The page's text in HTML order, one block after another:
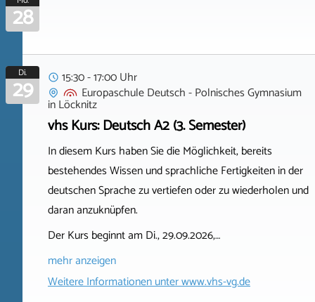
28
Di.
29
15:30 - 17:00 Uhr
Europaschule Deutsch - Polnisches Gymnasium
inLöcknitz
vhs Kurs: Deutsch A2 (3. Semester)
In diesem Kurs haben Sie die Möglichkeit, bereits
bestehendes Wissen und sprachliche Fertigkeiten in der
deutschen Sprache zu vertiefen oder zu wiederholen und
daran anzuknüpfen.
Der Kurs beginnt am Di., 29.09.2026,…
mehr anzeigen
Weitere Informationen unterwww.vhs-vg.de